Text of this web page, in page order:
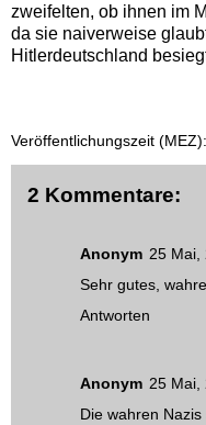
zweifelten, ob ihnen im
da sie naiverweise
Hitlerdeutschland
Veröffentlichungszeit (MEZ):
2 Kommentare:
Anonym 25 Mai,
Sehr gutes,
Antworten
Anonym 25 Mai,
Die wahren